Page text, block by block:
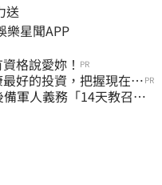
送
刻下載娛樂星聞APP
格說愛妳！ PR
好的投資，把握現在不 PR
軍人義務「14天教召不